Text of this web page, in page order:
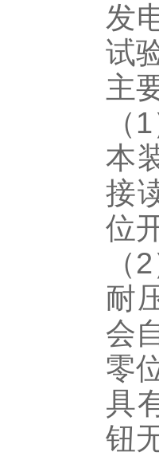
发
试
主
（
本
接
位
（
耐
会
零
具
钮